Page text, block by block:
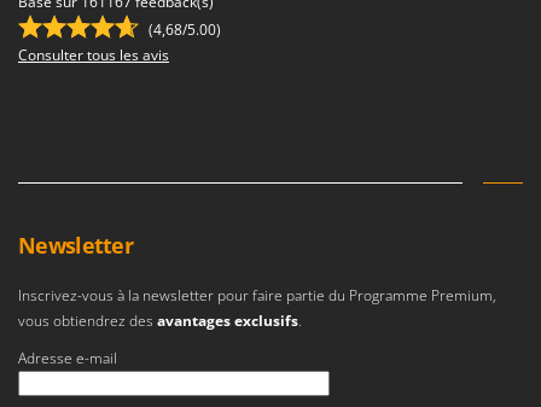
N
New O.M.R.A.
Nilfisk
Novital
NuovaFac
O
Officine Savioli
Oliviero
Olix
(4,68/5.00)
Consulter tous les avis
Newsletter
Inscrivez-vous à la newsletter pour faire partie du Programme Premium,
vous obtiendrez des avantages exclusifs.
Adresse e-mail